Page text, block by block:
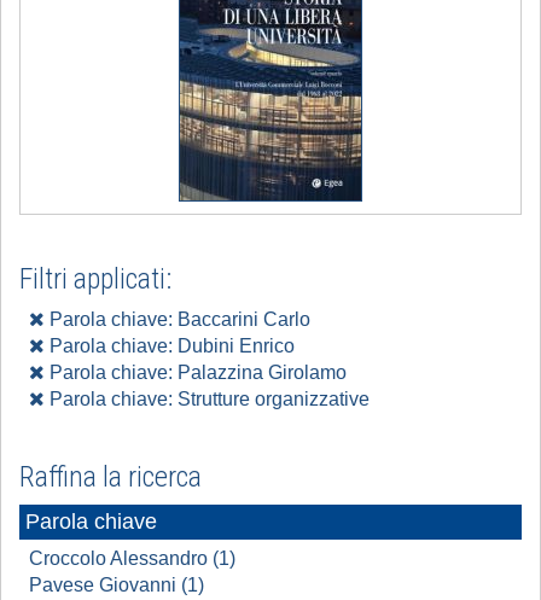
Filtri applicati:
Parola chiave: Baccarini Carlo
Parola chiave: Dubini Enrico
Parola chiave: Palazzina Girolamo
Parola chiave: Strutture organizzative
Raffina la ricerca
Parola chiave
Croccolo Alessandro (1)
Pavese Giovanni (1)